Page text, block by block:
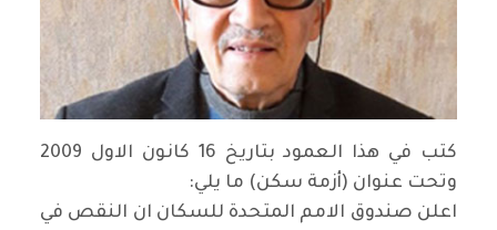
كتب في هذا العمود بتاريخ 16 كانون الاول 2009
وتحت عنوان (أزمة سكن) ما يلي:
اعلن صندوق الامم المتحدة للسكان ان النقص في